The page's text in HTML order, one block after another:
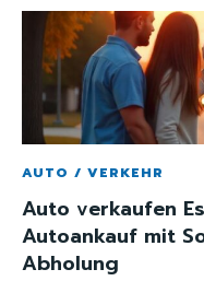
AUTO / VERKEHR
Auto verkaufen
Autoankauf mit
Abholung